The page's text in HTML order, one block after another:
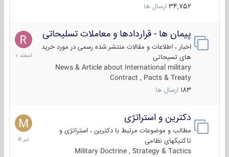
34,752 ارسال ها
پیمان ها - قراردادها و معاملات تسلیحاتی
اخبار ، اطلاعات و مقالات منتشر شده رسمی در مورد خرید
های تسیحاتی
News & Article about International military
Contract , Pacts & Treaty
183 ارسال ها
7
اسفند
1400
دکترین و استراتژی
مطالب و موضوعات مرتبط با دکترین ، استراتژی و
تاکتیکهای نظامی
Military Doctrine , Strategy & Tactics
27
تیر
1405